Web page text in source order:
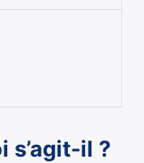
s’agit-il ?